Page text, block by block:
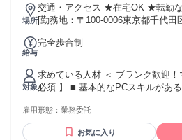
・ファイナンシャルプランナー（
営業 ・ルート営業、パートナー営
ント ・フリーランス、個人事業主
族勧誘なし ＊未経験･初心者OK ＊経験者歓迎･有資格者歓迎
＊高卒･大学卒など学歴不問 ＊中
主婦･主夫歓迎（ブランクOK） ＊
50％以上 ＊副業･WワークOK ＊40
場所
交通・アクセス ★在宅OK ★転勤
宿区西新宿」への出社あり
[勤務地：〒100-0006東京都千代田
給与
完全歩合制
対象
求めている人材 ＜ ブランク歓迎！
必須 】 ■ 基本的なPCスキルがあ
に自信がない方もお気軽にお問合せください
】 ■ オフィスワーク（ホワイトカ
ーサービス･サポート（BtoC事業
雇用形態： 業務委託
お気に入り